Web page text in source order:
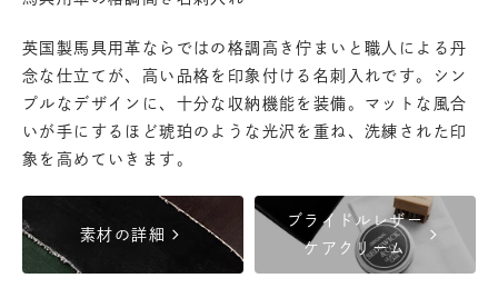
丸の内店- 在庫 -△
渋谷店- 在庫 -△
六本木店 - 在庫 -△
日本橋店- 在庫 -△
自由が丘店
英国製馬具用革ならではの格調高き佇まいと職人による丹
念な仕立てが、高い品格を印象付ける名刺入れです。シン
プルなデザインに、十分な収納機能を装備。マットな風合
いが手にするほど琥珀のような光沢を重ね、洗練された印
象を高めていきます。
素材の詳細 chevron_right
ブライドルレザー
ケアクリーム
chevron_right